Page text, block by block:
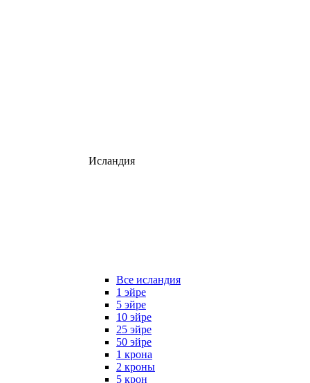
Исландия
Все исландия
1 эйре
5 эйре
10 эйре
25 эйре
50 эйре
1 крона
2 кроны
5 крон